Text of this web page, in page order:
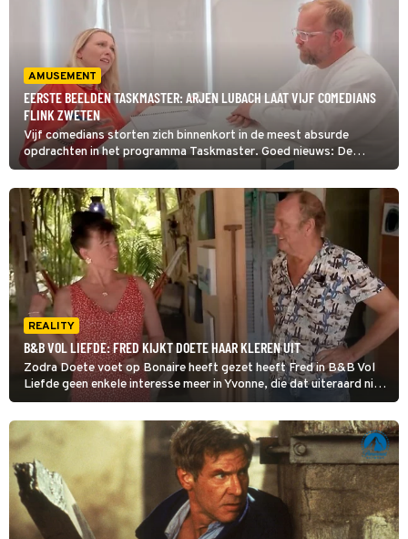
AMUSEMENT
EERSTE BEELDEN TASKMASTER: ARJEN LUBACH LAAT VIJF COMEDIANS
FLINK ZWETEN
Vijf comedians storten zich binnenkort in de meest absurde
opdrachten in het programma Taskmaster. Goed nieuws: De
eerste beelden zijn er.
REALITY
B&B VOL LIEFDE: FRED KIJKT DOETE HAAR KLEREN UIT
Zodra Doete voet op Bonaire heeft gezet heeft Fred in B&B Vol
Liefde geen enkele interesse meer in Yvonne, die dat uiteraard niet
ontgaat. En de nieuwe dame vindt wel dat de bekritiseerde B&B-
houder wat snel gaat: 'Hij bekeek me van top tot teen.'